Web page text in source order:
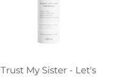
Trust My Sister - Let's